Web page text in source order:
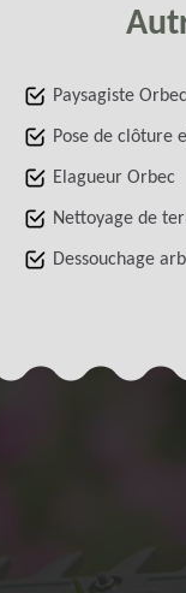
Paysagiste Orbec
Pose de clôture
Elagueur Orbec
Nettoyage de
Dessouchage